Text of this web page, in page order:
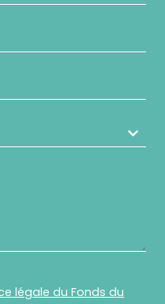
légale du Fonds du